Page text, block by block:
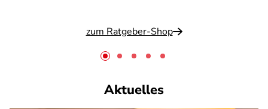
zum Ratgeber-Shop
Aktuelles